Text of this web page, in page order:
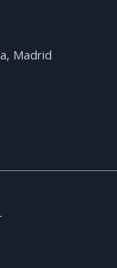
Madrid